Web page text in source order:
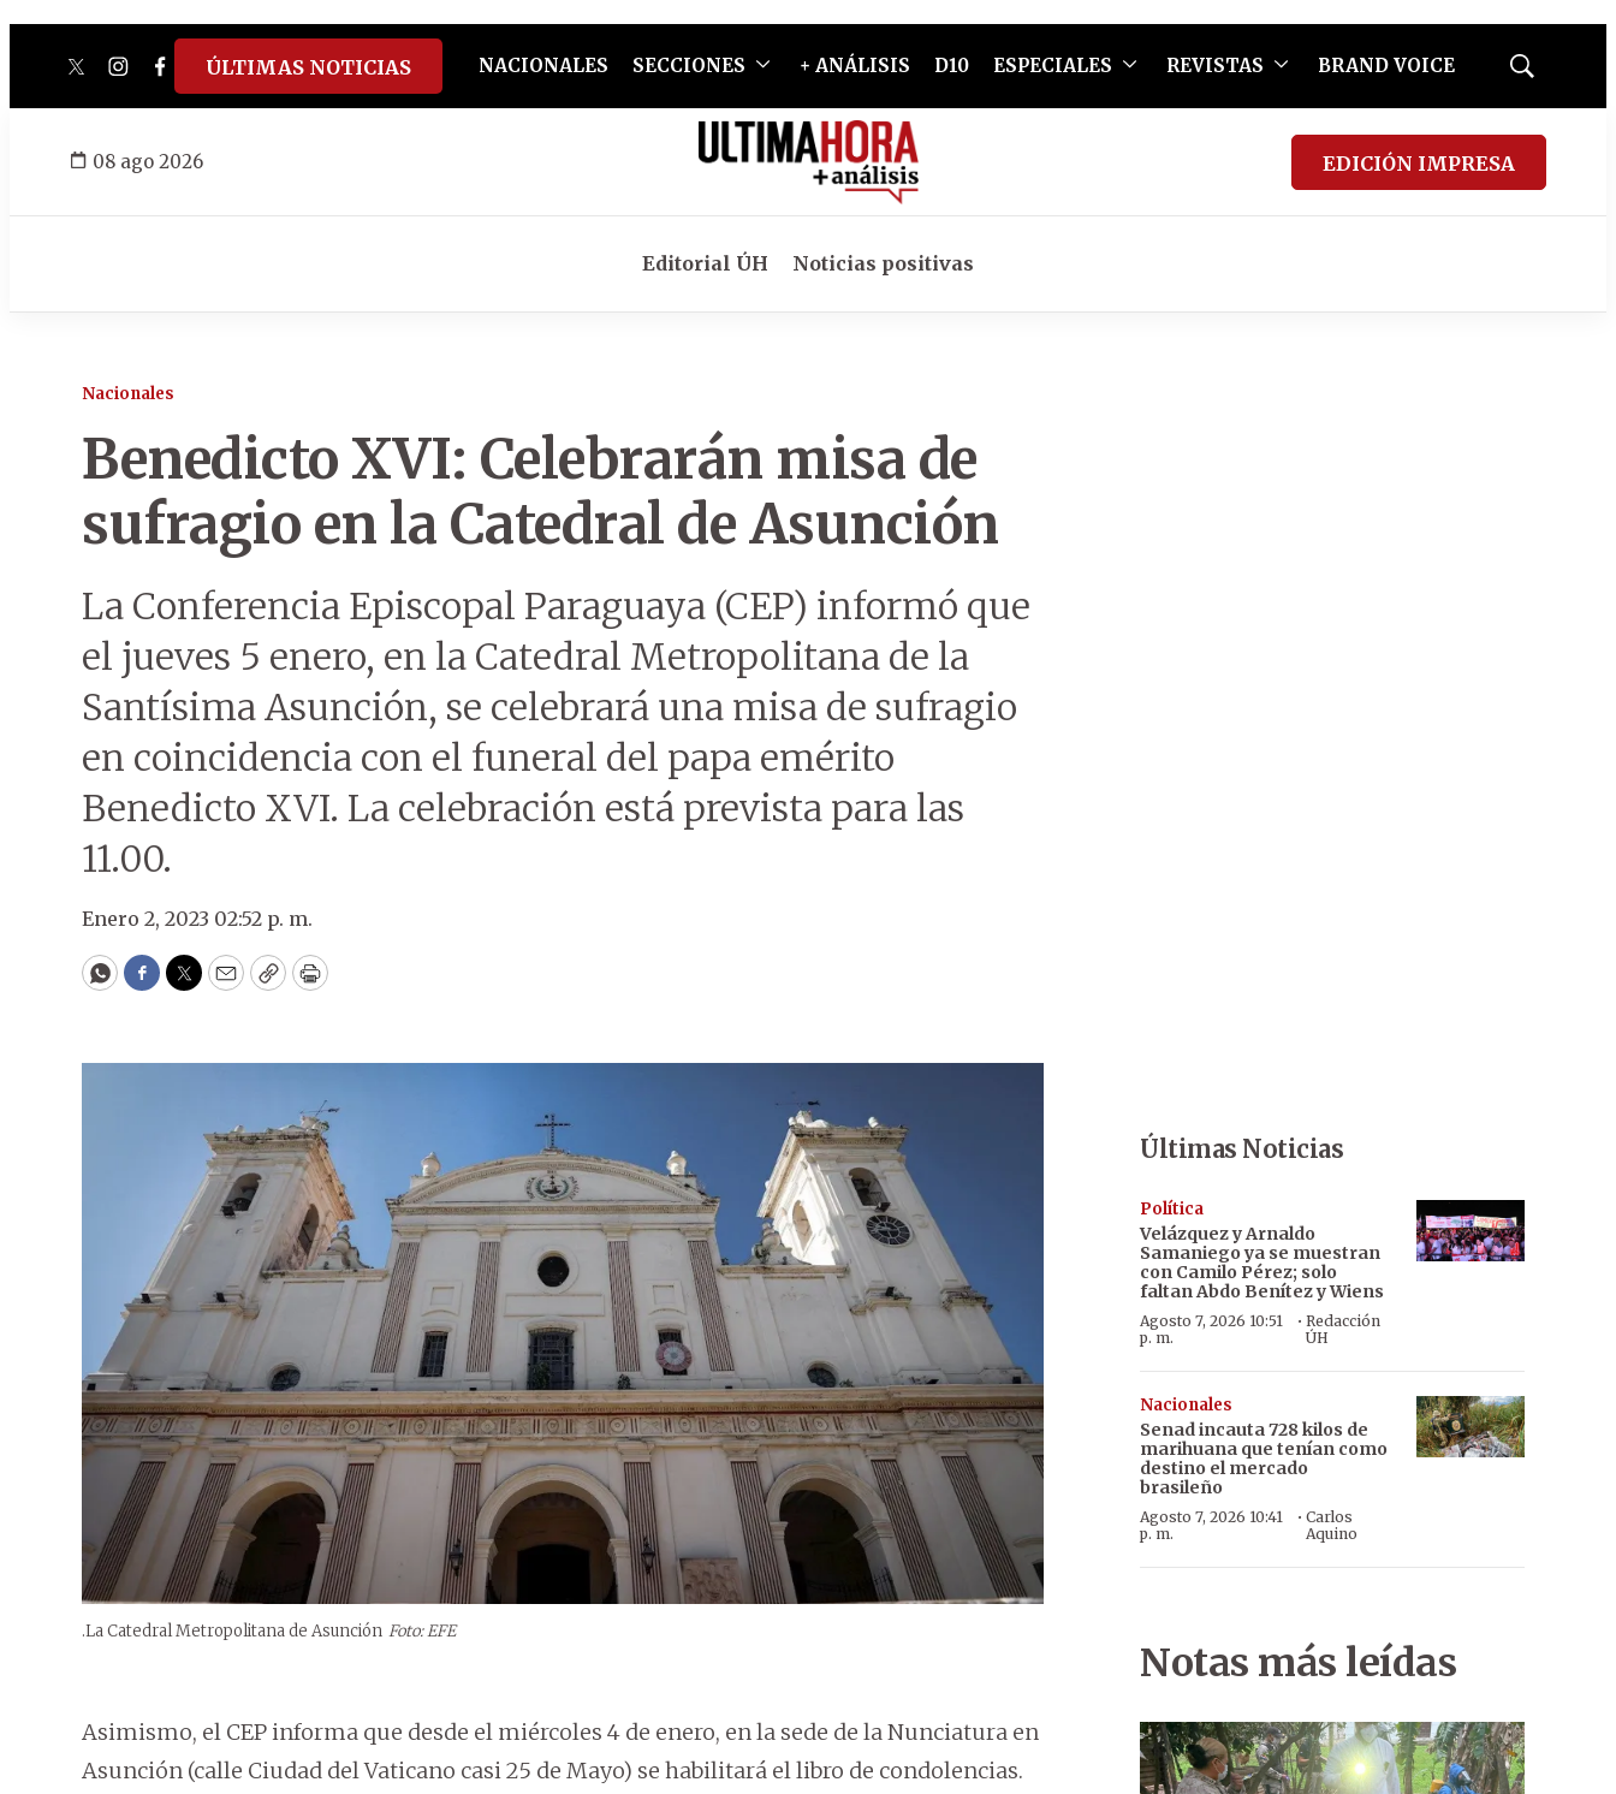
twitterinstagram
facebook
tiktokyoutube
spotify
ÚLTIMAS NOTICIAS NACIONALES SECCIONES + ANÁLISIS D10 ESPECIALES REVISTAS BRAND VOICE
Mostrar
08 ago 2026 EDICIÓN IMPRESA
Editorial ÚH Noticias positivas
Nacionales
Benedicto XVI: Celebrarán misa de
sufragio en la Catedral de Asunción
La Conferencia Episcopal Paraguaya (CEP) informó que
el jueves 5 enero, en la Catedral Metropolitana de la
Santísima Asunción, se celebrará una misa de sufragio
en coincidencia con el funeral del papa emérito
Benedicto XVI. La celebración está prevista para las
11.00.
Enero 2, 2023 02:52 p. m.
WhatsApp
Facebook
Twitter
EmailCopyPrint
.La Catedral Metropolitana de Asunción Foto: EFE
Asimismo, el CEP informa que desde el miércoles 4 de enero, en la sede de la Nunciatura en
Asunción (calle Ciudad del Vaticano casi 25 de Mayo) se habilitará el libro de condolencias.
Últimas Noticias
Política
Velázquez y Arnaldo
Samaniego ya se muestran
con Camilo Pérez; solo
faltan Abdo Benítez y Wiens
Agosto 7, 2026 10:51
p. m.
·Redacción
ÚH
Nacionales
Senad incauta 728 kilos de
marihuana que tenían como
destino el mercado
brasileño
Agosto 7, 2026 10:41
p. m.
· Carlos
Aquino
Notas más leídas